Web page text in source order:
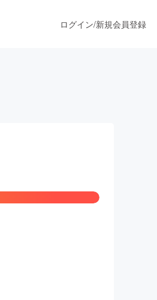
ログイン/新規会員登録